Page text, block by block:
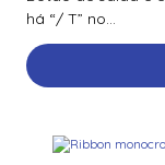
há “/ T” no...